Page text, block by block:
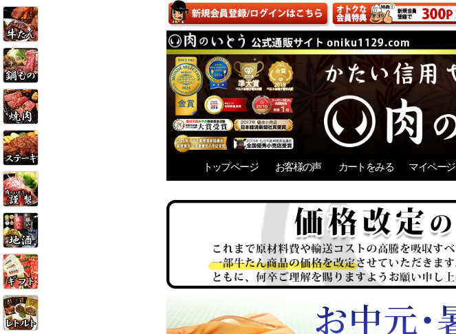
トップページ お客様の声 カートをみる マイページ